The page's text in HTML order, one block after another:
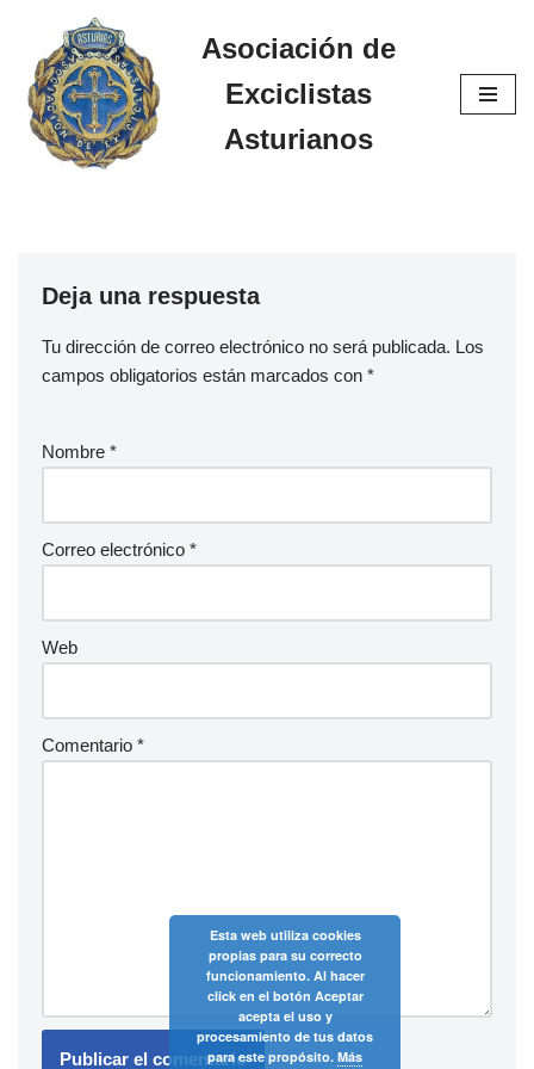
Saltar
al
contenido
Asociación de
Exciclistas
Asturianos
Deja una respuesta
Tu dirección de correo electrónico no será publicada. Los
campos obligatorios están marcados con *
Nombre *
Correo electrónico *
Web
Comentario *
Esta web utiliza cookies
propias para su correcto
funcionamiento. Al hacer
click en el botón Aceptar
acepta el uso y
procesamiento de tus datos
para este propósito. Más